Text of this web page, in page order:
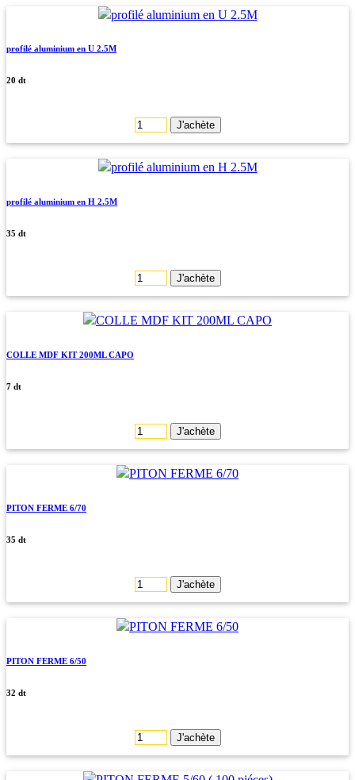
profilé aluminium en U 2.5M
20 dt
J'achète
profilé aluminium en H 2.5M
35 dt
J'achète
COLLE MDF KIT 200ML CAPO
7 dt
J'achète
PITON FERME 6/70
35 dt
J'achète
PITON FERME 6/50
32 dt
J'achète